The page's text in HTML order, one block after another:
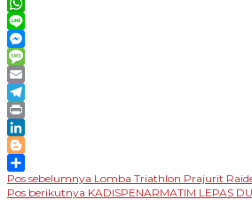
Twitter
WhatsApp
Line
Messenger
Message
Email
Telegram
Print
LinkedIn
Blogger
Share
Navigasi
Pos sebelumnya Lomba Triathlon Prajurit
Pos berikutnya KADISPENARMATIM LEPAS